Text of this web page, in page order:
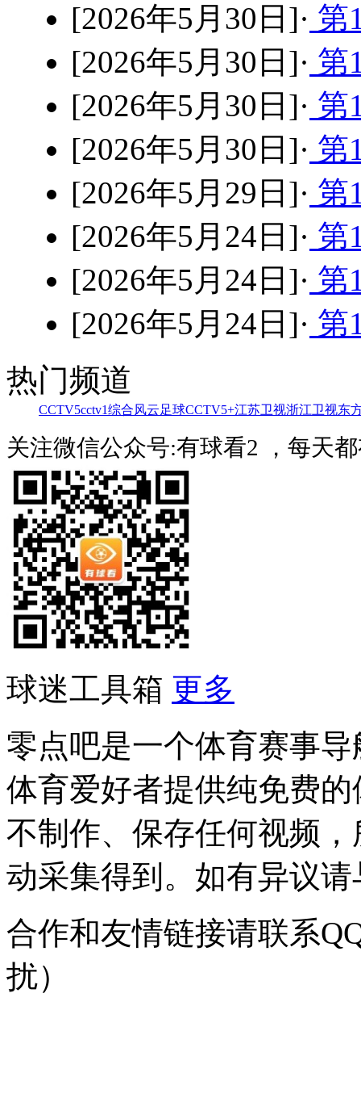
[2026年5月30日]· 第
[2026年5月30日]· 第
[2026年5月30日]· 第
[2026年5月30日]· 第
[2026年5月29日]· 第
[2026年5月24日]· 第
[2026年5月24日]· 第
[2026年5月24日]· 第
热门频道
CCTV5cctv1综合风云足球CCTV5+江苏卫视浙江卫视东
关注微信公众号:有球看2 ，每天
球迷工具箱 更多
零点吧是一个体育赛事
体育爱好者提供纯免费
不制作、保存任何视频
动采集得到。如有异议
合作和友情链接请联系
扰）